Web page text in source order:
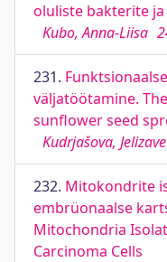
oluliste bakterite
Kubo, Anna-Liisa
231.
väljatöötamine.
sunflower seed
Kudrjašova,
232. Mitokondrite
embrüonaalse
Mitochondria
Carcinoma Cells